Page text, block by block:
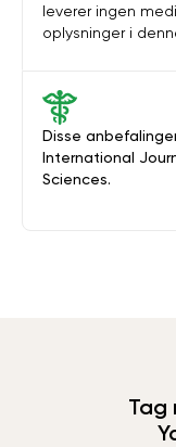
Disse
International
Sciences.
leverer ingen
oplysninger i
Tag